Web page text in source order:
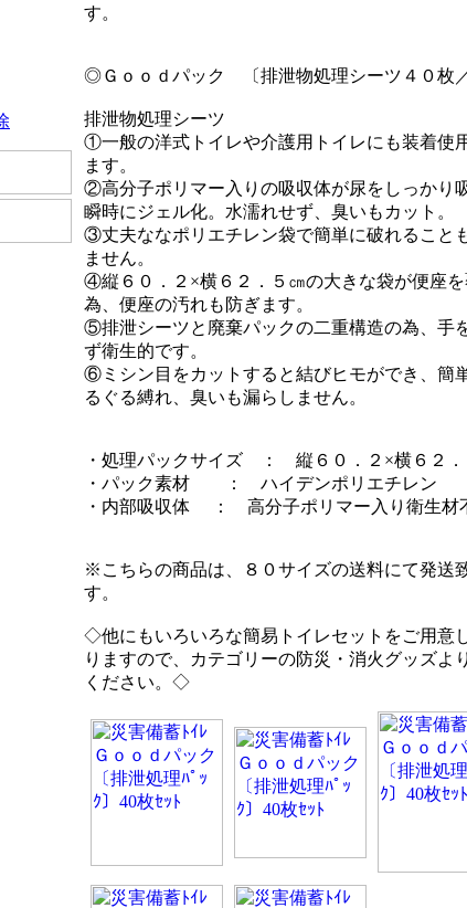
す。
◎Ｇｏｏｄパック 〔排泄物処理シーツ４０枚／
排泄物処理シーツ
①一般の洋式トイレや介護用トイレにも装着使
ます。
②高分子ポリマー入りの吸収体が尿をしっかり
瞬時にジェル化。水濡れせず、臭いもカット。
③丈夫ななポリエチレン袋で簡単に破れること
ません。
④縦６０．２×横６２．５㎝の大きな袋が便座を
為、便座の汚れも防ぎます。
⑤排泄シーツと廃棄パックの二重構造の為、手
ず衛生的です。
⑥ミシン目をカットすると結びヒモができ、簡
るぐる縛れ、臭いも漏らしません。
・処理パックサイズ ： 縦６０．２×横６２．
・パック素材 ： ハイデンポリエチレン
・内部吸収体 ： 高分子ポリマー入り衛生材
※こちらの商品は、８０サイズの送料にて発送
す。
◇他にもいろいろな簡易トイレセットをご用意
りますので、カテゴリーの防災・消火グッズよ
ください。◇